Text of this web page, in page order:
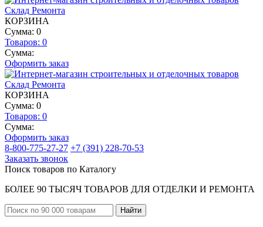
КОРЗИНА
Сумма: 0
Товаров: 0
Сумма:
Оформить заказ
КОРЗИНА
Сумма: 0
Товаров: 0
Сумма:
Оформить заказ
8-800-775-27-27 +7 (391) 228-70-53
Заказать звонок
Поиск товаров по Каталогу
БОЛЕЕ 90 ТЫСЯЧ ТОВАРОВ ДЛЯ ОТДЕЛКИ И РЕМОНТА